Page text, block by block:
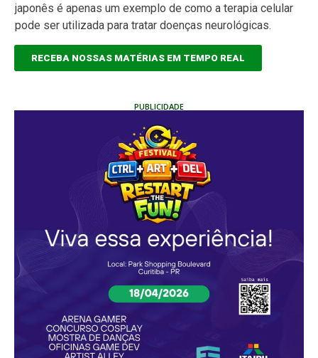
japonês é apenas um exemplo de como a terapia celular
pode ser utilizada para tratar doenças neurológicas.
RECEBA NOSSAS MATÉRIAS EM TEMPO REAL
PUBLICIDADE